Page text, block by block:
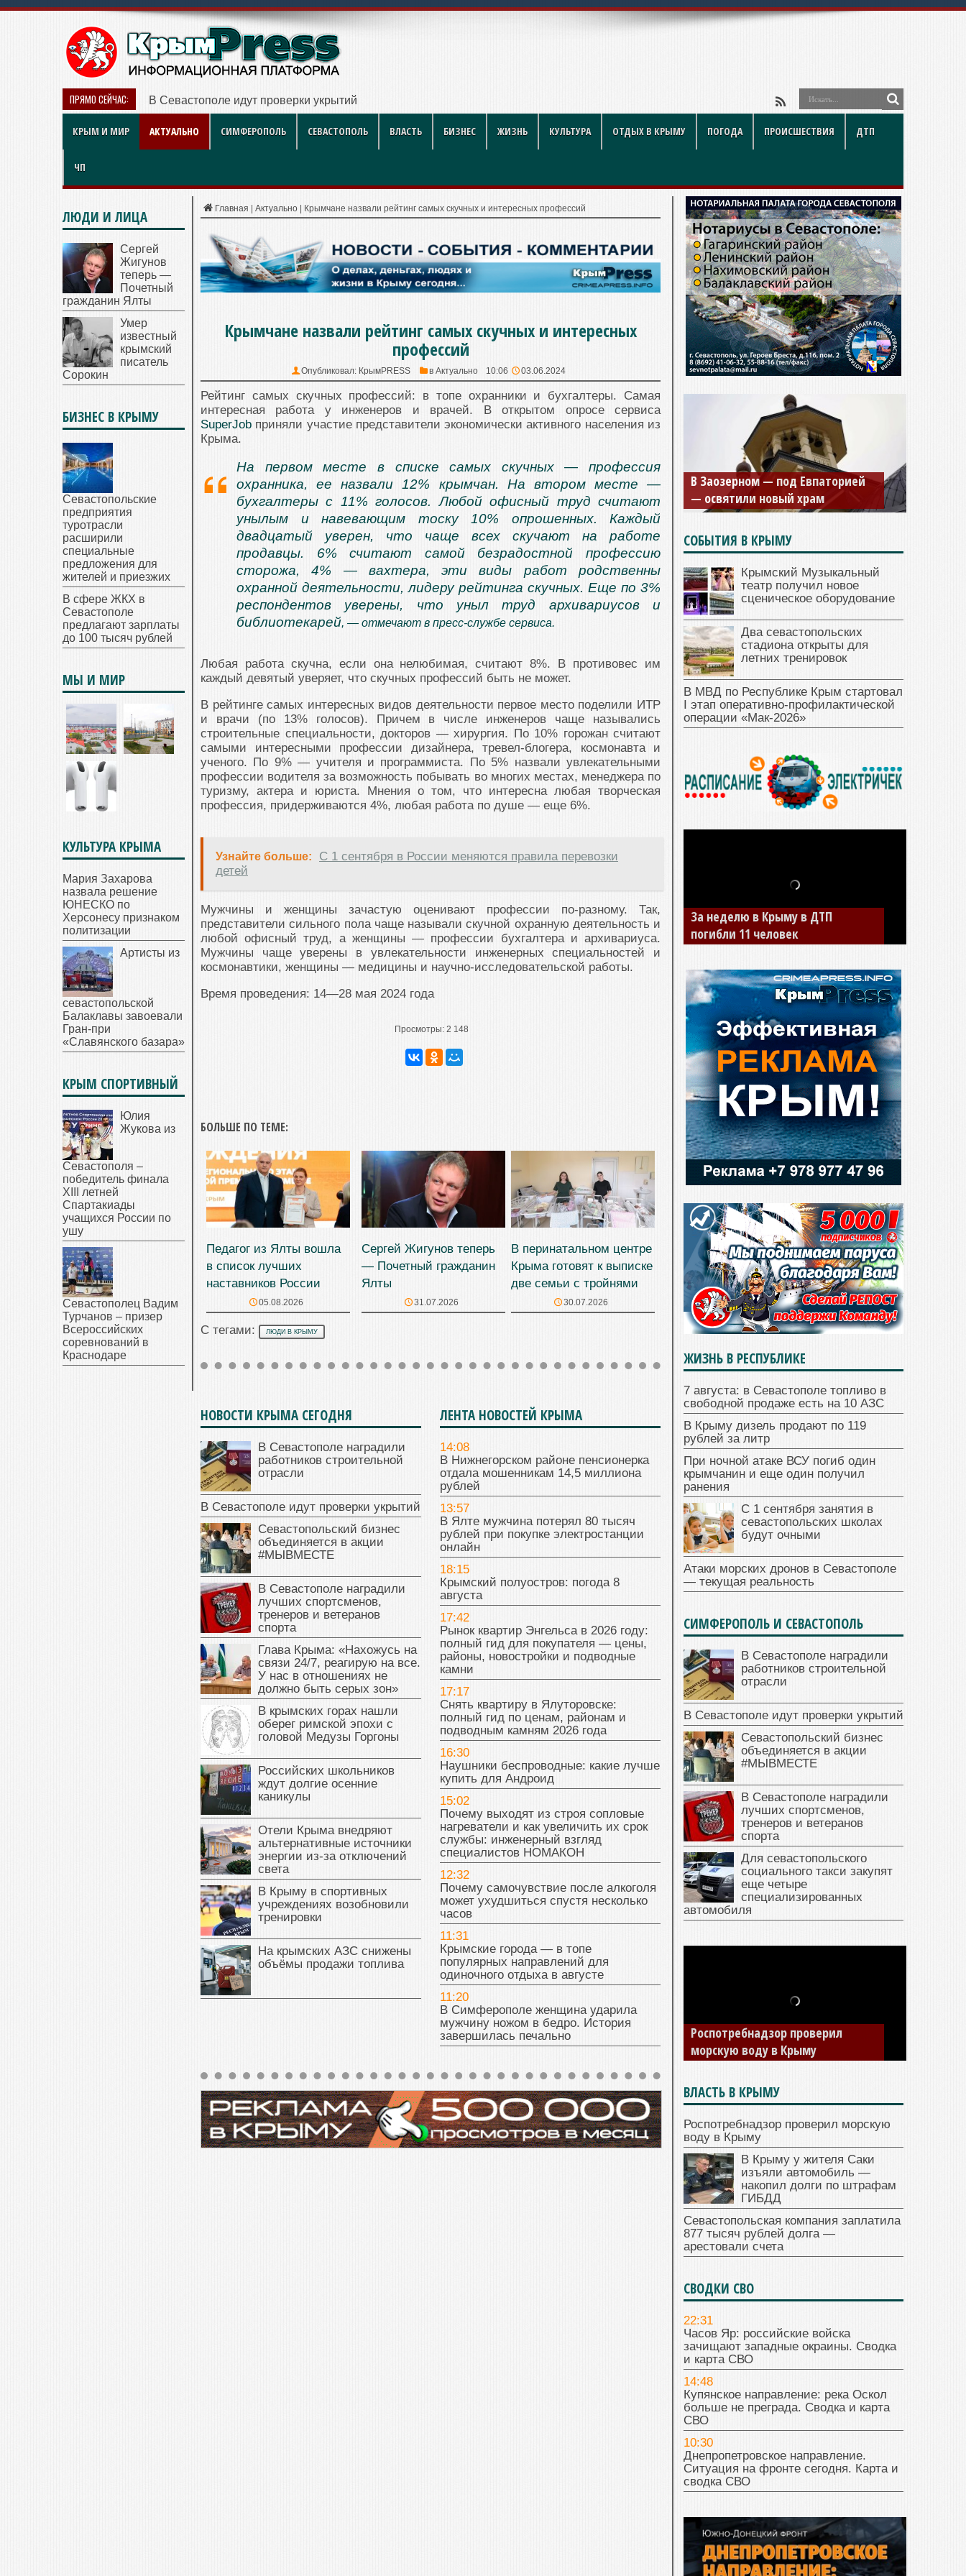
ПРЯМО СЕЙЧАС: В Севастополе идут проверки укрытий
КРЫМ И МИР АКТУАЛЬНО СИМФЕРОПОЛЬ СЕВАСТОПОЛЬ ВЛАСТЬ БИЗНЕС ЖИЗНЬ КУЛЬТУРА ОТДЫХ В КРЫМУ ПОГОДА ПРОИСШЕСТВИЯ ДТП
ЧП
Главная Актуально Крымчане назвали рейтинг самых скучных и интересных профессий
Крымчане назвали рейтинг самых скучных и интересных
профессий
Опубликовал: КрымPRESS в Актуально 10:06 03.06.2024
Рейтинг самых скучных профессий: в топе охранники и бухгалтеры. Самая
интересная работа у инженеров и врачей. В открытом опросе сервиса
SuperJob приняли участие представители экономически активного населения из
Крыма.
На первом месте в списке самых скучных — профессия
охранника, ее назвали 12% крымчан. На втором месте —
бухгалтеры с 11% голосов. Любой офисный труд считают
унылым и навевающим тоску 10% опрошенных. Каждый
двадцатый уверен, что чаще всех скучают на работе
продавцы. 6% считают самой безрадостной профессию
сторожа, 4% — вахтера, эти виды работ родственны
охранной деятельности, лидеру рейтинга скучных. Еще по 3%
респондентов уверены, что уныл труд архивариусов и
библиотекарей, — отмечают в пресс-службе сервиса.
Любая работа скучна, если она нелюбимая, считают 8%. В противовес им
каждый девятый уверяет, что скучных профессий быть не может.
В рейтинге самых интересных видов деятельности первое место поделили ИТР
и врачи (по 13% голосов). Причем в числе инженеров чаще назывались
строительные специальности, докторов — хирургия. По 10% горожан считают
самыми интересными профессии дизайнера, тревел-блогера, космонавта и
ученого. По 9% — учителя и программиста. По 5% назвали увлекательными
профессии водителя за возможность побывать во многих местах, менеджера по
туризму, актера и юриста. Мнения о том, что интересна любая творческая
профессия, придерживаются 4%, любая работа по душе — еще 6%.
Узнайте больше:
С 1 сентября в России меняются правила перевозки
детей
Мужчины и женщины зачастую оценивают профессии по-разному. Так,
представители сильного пола чаще называли скучной охранную деятельность и
любой офисный труд, а женщины — профессии бухгалтера и архивариуса.
Мужчины чаще уверены в увлекательности инженерных специальностей и
космонавтики, женщины — медицины и научно-исследовательской работы.
Время проведения: 14—28 мая 2024 года
Просмотры: 2 148
БОЛЬШЕ ПО ТЕМЕ:
Педагог из Ялты вошла
в список лучших
наставников России
05.08.2026
Сергей Жигунов теперь
— Почетный гражданин
Ялты
31.07.2026
В перинатальном центре
Крыма готовят к выписке
две семьи с тройнями
30.07.2026
С тегами: ЛЮДИ В КРЫМУ
НОВОСТИ КРЫМА СЕГОДНЯ
В Севастополе наградили
работников строительной
отрасли
В Севастополе идут проверки укрытий
Севастопольский бизнес
объединяется в акции
#МЫВМЕСТЕ
В Севастополе наградили
лучших спортсменов,
тренеров и ветеранов
спорта
Глава Крыма: «Нахожусь на
связи 24/7, реагирую на все.
У нас в отношениях не
должно быть серых зон»
В крымских горах нашли
оберег римской эпохи с
головой Медузы Горгоны
Российских школьников
ждут долгие осенние
каникулы
Отели Крыма внедряют
альтернативные источники
энергии из-за отключений
света
В Крыму в спортивных
учреждениях возобновили
тренировки
На крымских АЗС снижены
объёмы продажи топлива
ЛЕНТА НОВОСТЕЙ КРЫМА
14:08
В Нижнегорском районе пенсионерка
отдала мошенникам 14,5 миллиона
рублей
13:57
В Ялте мужчина потерял 80 тысяч
рублей при покупке электростанции
онлайн
18:15
Крымский полуостров: погода 8
августа
17:42
Рынок квартир Энгельса в 2026 году:
полный гид для покупателя — цены,
районы, новостройки и подводные
камни
17:17
Снять квартиру в Ялуторовске:
полный гид по ценам, районам и
подводным камням 2026 года
16:30
Наушники беспроводные: какие лучше
купить для Андроид
15:02
Почему выходят из строя сопловые
нагреватели и как увеличить их срок
службы: инженерный взгляд
специалистов НОМАКОН
12:32
Почему самочувствие после алкоголя
может ухудшиться спустя несколько
часов
11:31
Крымские города — в топе
популярных направлений для
одиночного отдыха в августе
11:20
В Симферополе женщина ударила
мужчину ножом в бедро. История
завершилась печально
ЛЮДИ И ЛИЦА
Сергей
Жигунов
теперь —
Почетный
гражданин Ялты
Умер
известный
крымский
писатель
Сорокин
БИЗНЕС В КРЫМУ
Севастопольские
предприятия
туротрасли
расширили
специальные
предложения для
жителей и приезжих
В сфере ЖКХ в
Севастополе
предлагают зарплаты
до 100 тысяч рублей
МЫ И МИР
КУЛЬТУРА КРЫМА
Мария Захарова
назвала решение
ЮНЕСКО по
Херсонесу признаком
политизации
Артисты из
севастопольской
Балаклавы завоевали
Гран-при
«Славянского базара»
КРЫМ СПОРТИВНЫЙ
Юлия
Жукова из
Севастополя –
победитель финала
XIII летней
Спартакиады
учащихся России по
ушу
Севастополец Вадим
Турчанов – призер
Всероссийских
соревнований в
Краснодаре
В Заозерном — под Евпаторией
— освятили новый храм
Мужской монастырь Косьмы и
Дамиана в Крыму вновь открыт
для посещения
СОБЫТИЯ В КРЫМУ
Крымский Музыкальный
театр получил новое
сценическое оборудование
Два севастопольских
стадиона открыты для
летних тренировок
В МВД по Республике Крым стартовал
I этап оперативно‑профилактической
операции «Мак‑2026»
За неделю в Крыму в ДТП
погибли 11 человек
В Джанкое водитель ВАЗа сбил
двух детей на «зебре»
ЖИЗНЬ В РЕСПУБЛИКЕ
7 августа: в Севастополе топливо в
свободной продаже есть на 10 АЗС
В Крыму дизель продают по 119
рублей за литр
При ночной атаке ВСУ погиб один
крымчанин и еще один получил
ранения
С 1 сентября занятия в
севастопольских школах
будут очными
Атаки морских дронов в Севастополе
— текущая реальность
СИМФЕРОПОЛЬ И СЕВАСТОПОЛЬ
В Севастополе наградили
работников строительной
отрасли
В Севастополе идут проверки укрытий
Севастопольский бизнес
объединяется в акции
#МЫВМЕСТЕ
В Севастополе наградили
лучших спортсменов,
тренеров и ветеранов
спорта
Для севастопольского
социального такси закупят
еще четыре
специализированных
автомобиля
Роспотребнадзор проверил
морскую воду в Крыму
автомобиль — накопил долги по
штрафам ГИБДД
ВЛАСТЬ В КРЫМУ
Роспотребнадзор проверил морскую
воду в Крыму
В Крыму у жителя Саки
изъяли автомобиль —
накопил долги по штрафам
ГИБДД
Севастопольская компания заплатила
877 тысяч рублей долга —
арестовали счета
СВОДКИ СВО
22:31
Часов Яр: российские войска
зачищают западные окраины. Сводка
и карта СВО
14:48
Купянское направление: река Оскол
больше не преграда. Сводка и карта
СВО
10:30
Днепропетровское направление.
Ситуация на фронте сегодня. Карта и
сводка СВО